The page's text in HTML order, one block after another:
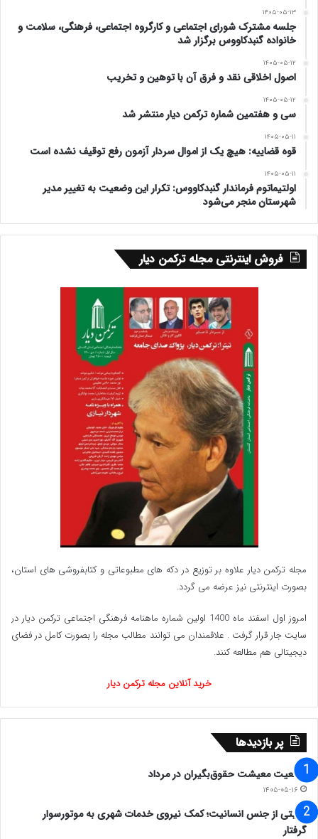
۱۴۰۵-۰۵-۱۳
جلسه مشترک شورای اجتماعی و کارگروه اجتماعی، فرهنگی، سلامت و
خانواده گنبدکاووس برگزار شد
۱۴۰۵-۰۵-۱۲
اصول اخلاقی نقد و فرق آن با توهین و تخریب
۱۴۰۵-۰۵-۱۲
سی و هفتمین شماره ترکمن دیار منتشر شد
۱۴۰۵-۰۵-۱۱
قوه قضاییه: هیچ یک از اموال سردار آزمون رفع توقیف نشده است
۱۴۰۵-۰۵-۱۱
اولتیماتوم فرماندار گنبدکاووس: تکرار این وضعیت به تغییر مدیر
شهرستان منجر می‌شود
فروش اینترنتی مجله ترکمن دیار
مجله ترکمن دیار علاوه بر توزیع در دکه های مطبوعاتی و کتابفروشی های استان،
بصورت اینترنتی نیز عرضه می گردد.‌
امروز اول اسفند ماه 1400 اولین شماره ماهنامه فرهنگی اجتماعی ترکمن دیار در
سایت جار قرار گرفت . علاقمندان می توانند مطالب مجله را بصورت کامل در فضای
دیجیتالی هم مطالعه کنند.
خرید آنلاین مجله ترکمن دیار
پر بازدیدها
وضعیت معیشت حقوق‌بگیران در مرداد
۱۴۰۵-۰۵-۱۶
روایتی از جنس انسانیت؛ کمک نیروی خدمات شهری به موتورسوار
گرفتار